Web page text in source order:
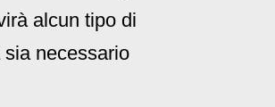
alcun tipo di
necessario